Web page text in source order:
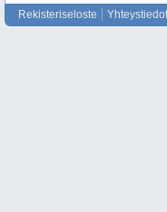
Rekisteriseloste Yhteystiedot